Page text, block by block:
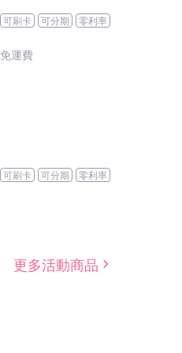
可刷卡 可分期 零利率
免運費
可刷卡 可分期 零利率
更多活動商品